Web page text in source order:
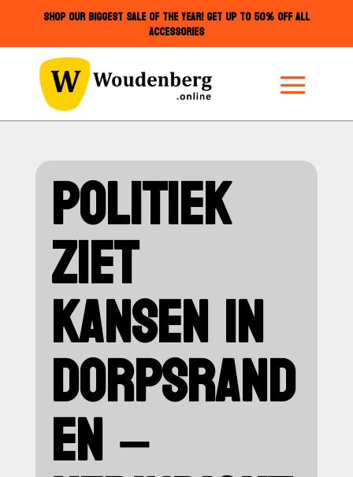
SHOP OUR BIGGEST SALE OF THE YEAR! GET UP TO 50% OFF ALL
ACCESSORIES
POLITIEK
ZIET
KANSEN IN
DORPSRAND
EN –